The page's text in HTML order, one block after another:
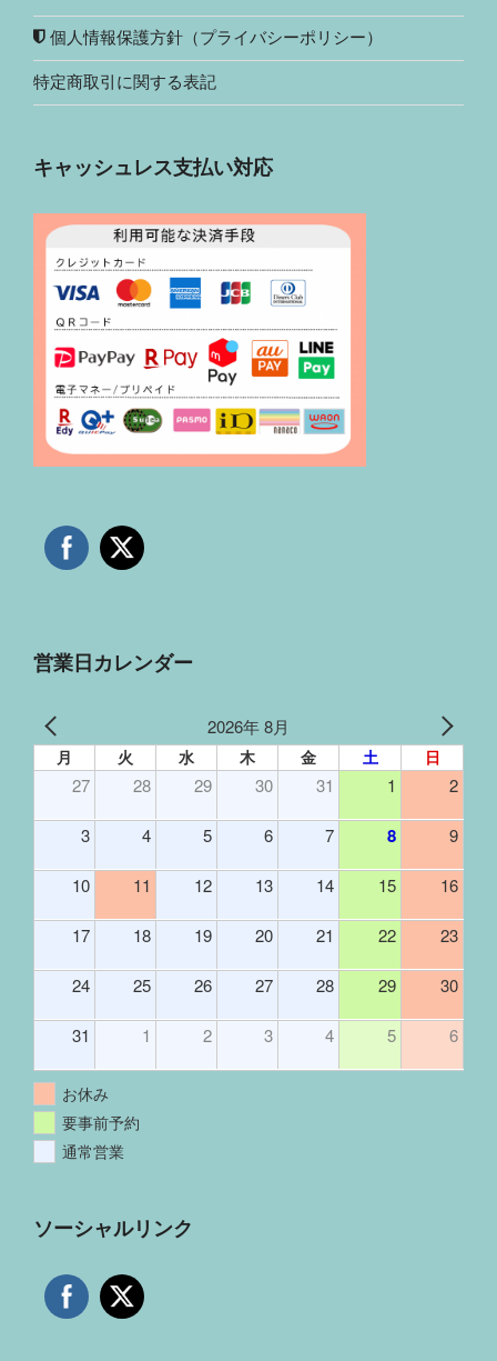
個人情報保護方針（プライバシーポリシー）
特定商取引に関する表記
キャッシュレス支払い対応
営業日カレンダー
2026年 8月
月 火 水 木 金 土 日
27 28 29 30 31 1 2
3 4 5 6 7 8 9
10 11 12 13 14 15 16
17 18 19 20 21 22 23
24 25 26 27 28 29 30
31 1 2 3 4 5 6
お休み
要事前予約
通常営業
ソーシャルリンク